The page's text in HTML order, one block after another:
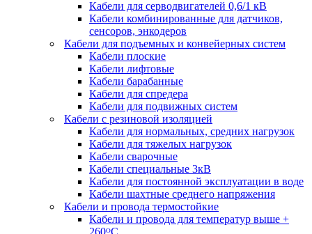
Кабели для серводвигателей 0,6/1 кВ
Кабели комбинированные для датчиков,
cенсоров, энкодеров
Кабели для подъемных и конвейерных систем
Кабели плоские
Кабели лифтовые
Кабели барабанные
Кабели для спредера
Кабели для подвижных систем
Кабели с резиновой изоляцией
Кабели для нормальных, средних нагрузок
Кабели для тяжелых нагрузок
Кабели сварочные
Кабели специальные 3кВ
Кабели для постоянной эксплуатации в воде
Кабели шахтные среднего напряжения
Кабели и провода термостойкие
Кабели и провода для температур выше +
260ᴼС